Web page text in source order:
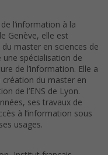
l’information à la
Genève, elle est
master en sciences de
spécialisation de
de l’information. Elle a
du master en
de l’ENS de Lyon.
ses travaux de
à l’information sous
usages.